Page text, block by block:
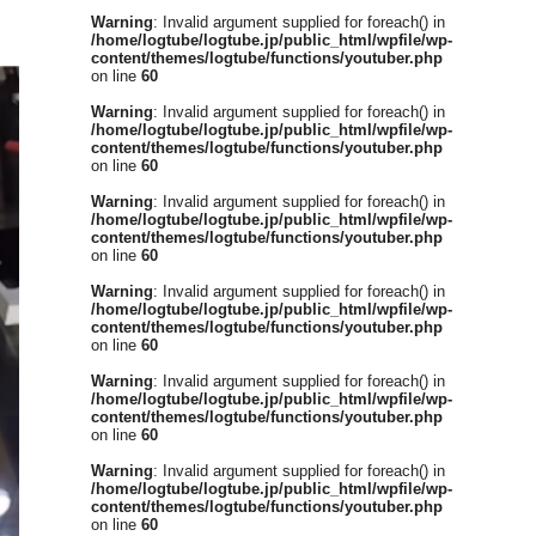
Warning: Invalid argument supplied for foreach() in
/home/logtube/logtube.jp/public_html/wpfile/wp-
content/themes/logtube/functions/youtuber.php
on line 60
Warning: Invalid argument supplied for foreach() in
/home/logtube/logtube.jp/public_html/wpfile/wp-
content/themes/logtube/functions/youtuber.php
on line 60
Warning: Invalid argument supplied for foreach() in
/home/logtube/logtube.jp/public_html/wpfile/wp-
content/themes/logtube/functions/youtuber.php
on line 60
Warning: Invalid argument supplied for foreach() in
/home/logtube/logtube.jp/public_html/wpfile/wp-
content/themes/logtube/functions/youtuber.php
on line 60
Warning: Invalid argument supplied for foreach() in
/home/logtube/logtube.jp/public_html/wpfile/wp-
content/themes/logtube/functions/youtuber.php
on line 60
Warning: Invalid argument supplied for foreach() in
/home/logtube/logtube.jp/public_html/wpfile/wp-
content/themes/logtube/functions/youtuber.php
on line 60